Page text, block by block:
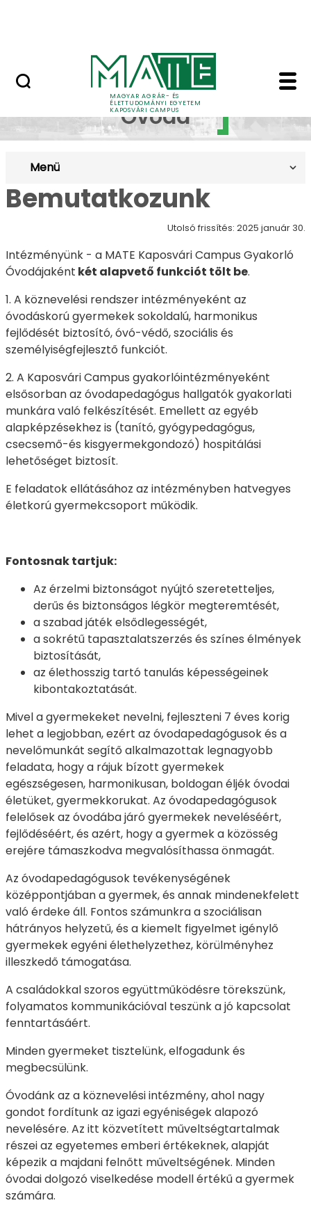
MAGYAR AGRÁR- ÉS
ÉLETTUDOMÁNYI EGYETEM
KAPOSVÁRI CAMPUS
Gyakorló Óvoda -
Gyakorló
Óvoda
Menü
Bemutatkozunk
Utolsó frissítés: 2025 január 30.
Intézményünk - a MATE Kaposvári Campus Gyakorló
Óvodájaként két alapvető funkciót tölt be.
1. A köznevelési rendszer intézményeként az
óvodáskorú gyermekek sokoldalú, harmonikus
fejlődését biztosító, óvó-védő, szociális és
személyiségfejlesztő funkciót.
2. A Kaposvári Campus gyakorlóintézményeként
elsősorban az óvodapedagógus hallgatók gyakorlati
munkára való felkészítését. Emellett az egyéb
alapképzésekhez is (tanító, gyógypedagógus,
csecsemő-és kisgyermekgondozó) hospitálási
lehetőséget biztosít.
E feladatok ellátásához az intézményben hatvegyes
életkorú gyermekcsoport működik.
Fontosnak tartjuk:
Az érzelmi biztonságot nyújtó szeretetteljes,
derűs és biztonságos légkör megteremtését,
a szabad játék elsődlegességét,
a sokrétű tapasztalatszerzés és színes élmények
biztosítását,
az élethosszig tartó tanulás képességeinek
kibontakoztatását.
Mivel a gyermekeket nevelni, fejleszteni 7 éves korig
lehet a legjobban, ezért az óvodapedagógusok és a
nevelőmunkát segítő alkalmazottak legnagyobb
feladata, hogy a rájuk bízott gyermekek
egészségesen, harmonikusan, boldogan éljék óvodai
életüket, gyermekkorukat. Az óvodapedagógusok
felelősek az óvodába járó gyermekek neveléséért,
fejlődéséért, és azért, hogy a gyermek a közösség
erejére támaszkodva megvalósíthassa önmagát.
Az óvodapedagógusok tevékenységének
középpontjában a gyermek, és annak mindenekfelett
való érdeke áll. Fontos számunkra a szociálisan
hátrányos helyzetű, és a kiemelt figyelmet igénylő
gyermekek egyéni élethelyzethez, körülményhez
illeszkedő támogatása.
A családokkal szoros együttműködésre törekszünk,
folyamatos kommunikációval teszünk a jó kapcsolat
fenntartásáért.
Minden gyermeket tisztelünk, elfogadunk és
megbecsülünk.
Óvodánk az a köznevelési intézmény, ahol nagy
gondot fordítunk az igazi egyéniségek alapozó
nevelésére. Az itt közvetített műveltségtartalmak
részei az egyetemes emberi értékeknek, alapját
képezik a majdani felnőtt műveltségének. Minden
óvodai dolgozó viselkedése modell értékű a gyermek
számára.